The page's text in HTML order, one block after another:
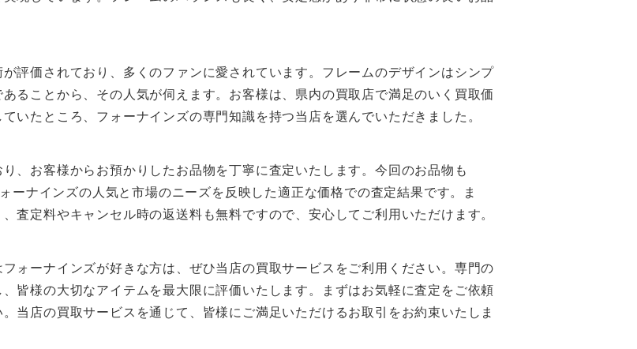
評価されており、多くのファンに愛されています。フレームのデザインはシンプ
ることから、その人気が伺えます。お客様は、県内の買取店で満足のいく買取価
いたところ、フォーナインズの専門知識を持つ当店を選んでいただきました。
、お客様からお預かりしたお品物を丁寧に査定いたします。今回のお品物も
ーナインズの人気と市場のニーズを反映した適正な価格での査定結果です。ま
査定料やキャンセル時の返送料も無料ですので、安心してご利用いただけます。
ォーナインズが好きな方は、ぜひ当店の買取サービスをご利用ください。専門の
皆様の大切なアイテムを最大限に評価いたします。まずはお気軽に査定をご依頼
当店の買取サービスを通じて、皆様にご満足いただけるお取引をお約束いたしま